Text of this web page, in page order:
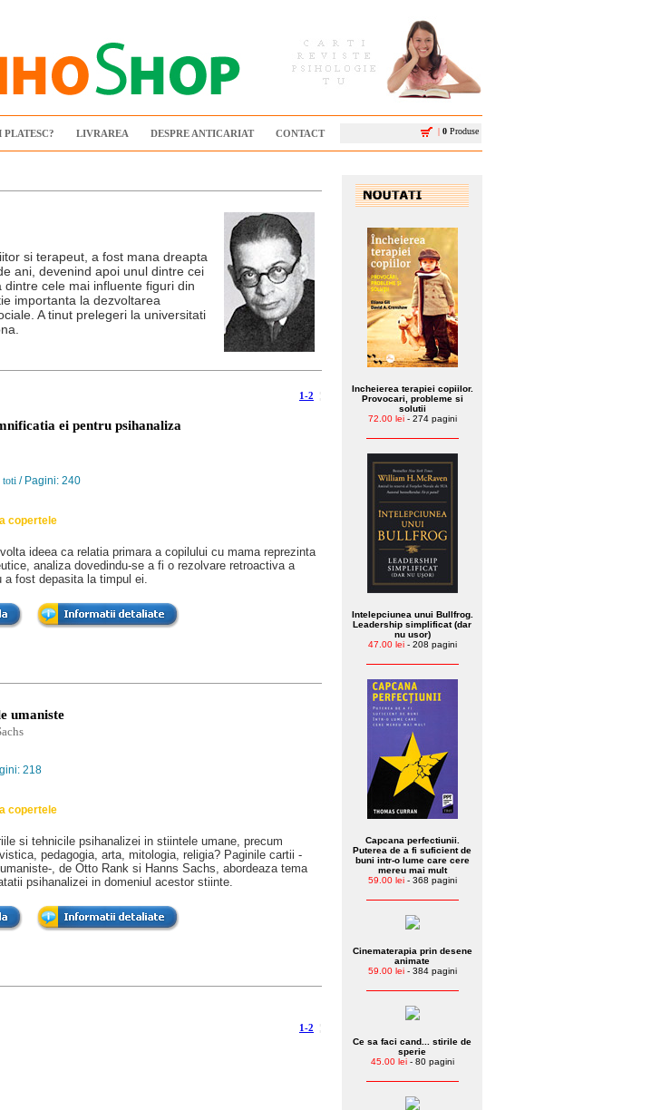
PLATESC? LIVRAREA DESPRE ANTICARIAT CONTACT | 0 Produse
si terapeut, a fost mana dreapta
ani, devenind apoi unul dintre cei
cele mai influente figuri din
importanta la dezvoltarea
A tinut prelegeri la universitati
1-2
ei pentru psihanaliza
toti / Pagini: 240
copertele
ideea ca relatia primara a copilului cu mama reprezinta
analiza dovedindu-se a fi o rezolvare retroactiva a
a fost depasita la timpul ei.
umaniste
218
copertele
si tehnicile psihanalizei in stiintele umane, precum
pedagogia, arta, mitologia, religia? Paginile cartii -
, de Otto Rank si Hanns Sachs, abordeaza tema
psihanalizei in domeniul acestor stiinte.
1-2
Incheierea terapiei copiilor.
Provocari, probleme si
solutii
72.00 lei- 274 pagini
Intelepciunea unui Bullfrog.
Leadership simplificat (dar
nu usor)
47.00 lei- 208 pagini
Capcana perfectiunii.
Puterea de a fi suficient de
buni intr-o lume care cere
mereu mai mult
59.00 lei- 368 pagini
Cinematerapia prin desene
animate
59.00 lei- 384 pagini
Ce sa faci cand... stirile de
sperie
45.00 lei- 80 pagini